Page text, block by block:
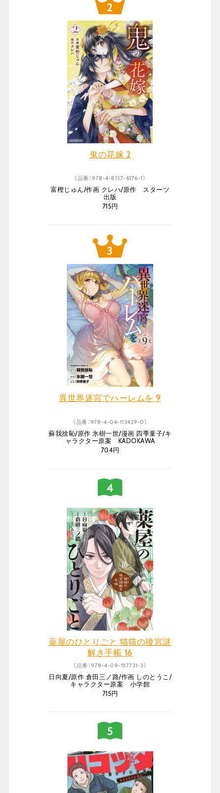
鬼の花嫁 2
（品番：978-4-8137-6176-1）
富樫じゅん/作画 クレハ/原作 スターツ
出版
715円
異世界迷宮でハーレムを 9
（品番：978-4-04-113429-0）
蘇我捨恥/原作 氷樹一世/漫画 四季童子/キ
ャラクター原案 KADOKAWA
704円
薬屋のひとりごと 猫猫の後宮謎
解き手帳 16
（品番：978-4-09-157731-3）
日向夏/原作 倉田三ノ路/作画 しのとうこ/
キャラクター原案 小学館
715円